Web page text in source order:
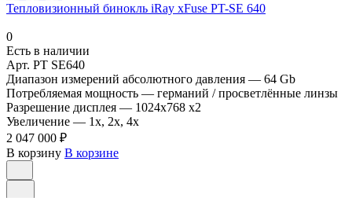
Тепловизионный бинокль iRay xFuse PT-SE 640
0
Есть в наличии
Арт. PT SE640
Диапазон измерений абсолютного давления — 64 Gb
Потребляемая мощность — германий / просветлённые линзы
Разрешение дисплея — 1024x768 x2
Увеличение — 1x, 2x, 4x
2 047 000 ₽
В корзину В корзине